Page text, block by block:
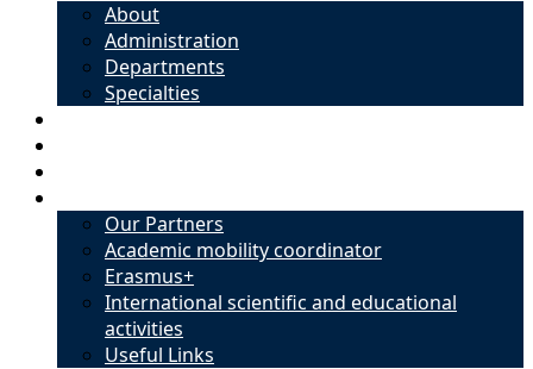
About
Administration
Departments
Specialties
Our Partners
Academic mobility coordinator
Erasmus+
International scientific and educational
activities
Useful Links